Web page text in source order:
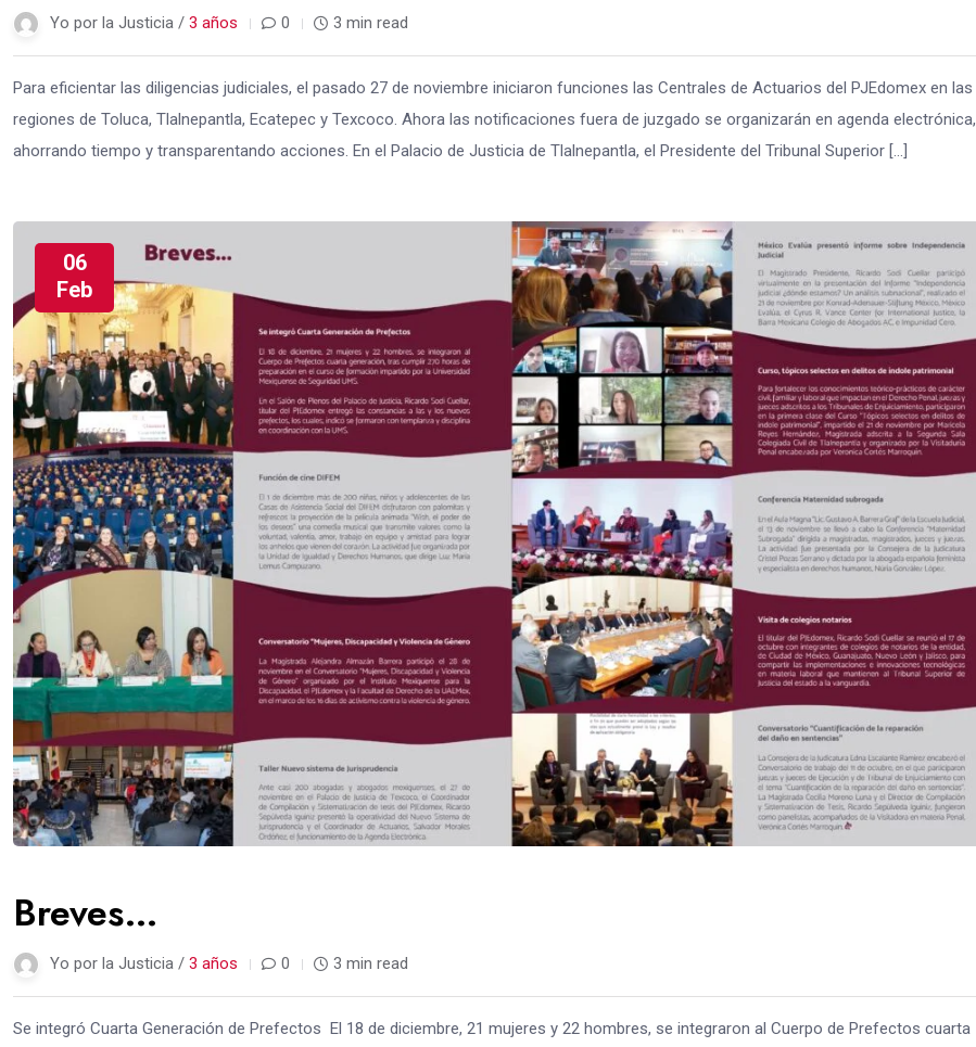
Yo por la Justicia / 3 años 0 3 min read
Para eficientar las diligencias judiciales, el pasado 27 de noviembre iniciaron funciones las Centrales de Actuarios del PJEdomex en las
regiones de Toluca, Tlalnepantla, Ecatepec y Texcoco. Ahora las notificaciones fuera de juzgado se organizarán en agenda electrónica,
ahorrando tiempo y transparentando acciones. En el Palacio de Justicia de Tlalnepantla, el Presidente del Tribunal Superior […]
06
Feb
Breves…
Yo por la Justicia / 3 años 0 3 min read
Se integró Cuarta Generación de Prefectos El 18 de diciembre, 21 mujeres y 22 hombres, se integraron al Cuerpo de Prefectos cuarta